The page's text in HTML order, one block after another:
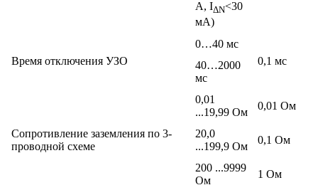
A, IΔN<30
мА)
Время отключения УЗО
0…40 мс
0,1 мс
40…2000
мс
Сопротивление заземления по 3-
проводной схеме
0,01
...19,99 Ом
0,01 Ом
20,0
...199,9 Ом
0,1 Ом
200 ...9999
Ом
1 Ом